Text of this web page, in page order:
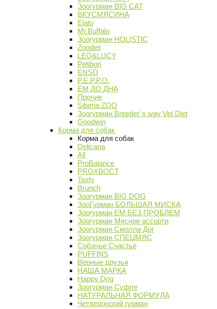
Зоогурман BIG CAT
ВКУСМЯСИНА
Elato
Mr.Buffalo
Зоогурман HOLISTIC
Zoodiet
LEO&LUCY
Petibon
ENSO
P.E.P.P.O.
ЕМ ДО ДНА
Прочие
Siberia ZOO
Зоогурман Breeder`s way Vet Diet
Goodwin
Корма для собак
Корма для собак
Delicana
All
ProBalance
PROХВОСТ
Tasty
Brunch
Зоогурман BIG DOG
ЗооГурман БОЛЬШАЯ МИСКА
Зоогурман ЕМ БЕЗ ПРОБЛЕМ
Зоогурман Мясное ассорти
Зоогурман Смолли Дог
Зоогурман СПЕЦМЯС
Собачье Счастье
PUFFINS
Верные друзья
НАША МАРКА
Happy Dog
Зоогурман Суфле
НАТУРАЛЬНАЯ ФОРМУЛА
Четвероногий гурман